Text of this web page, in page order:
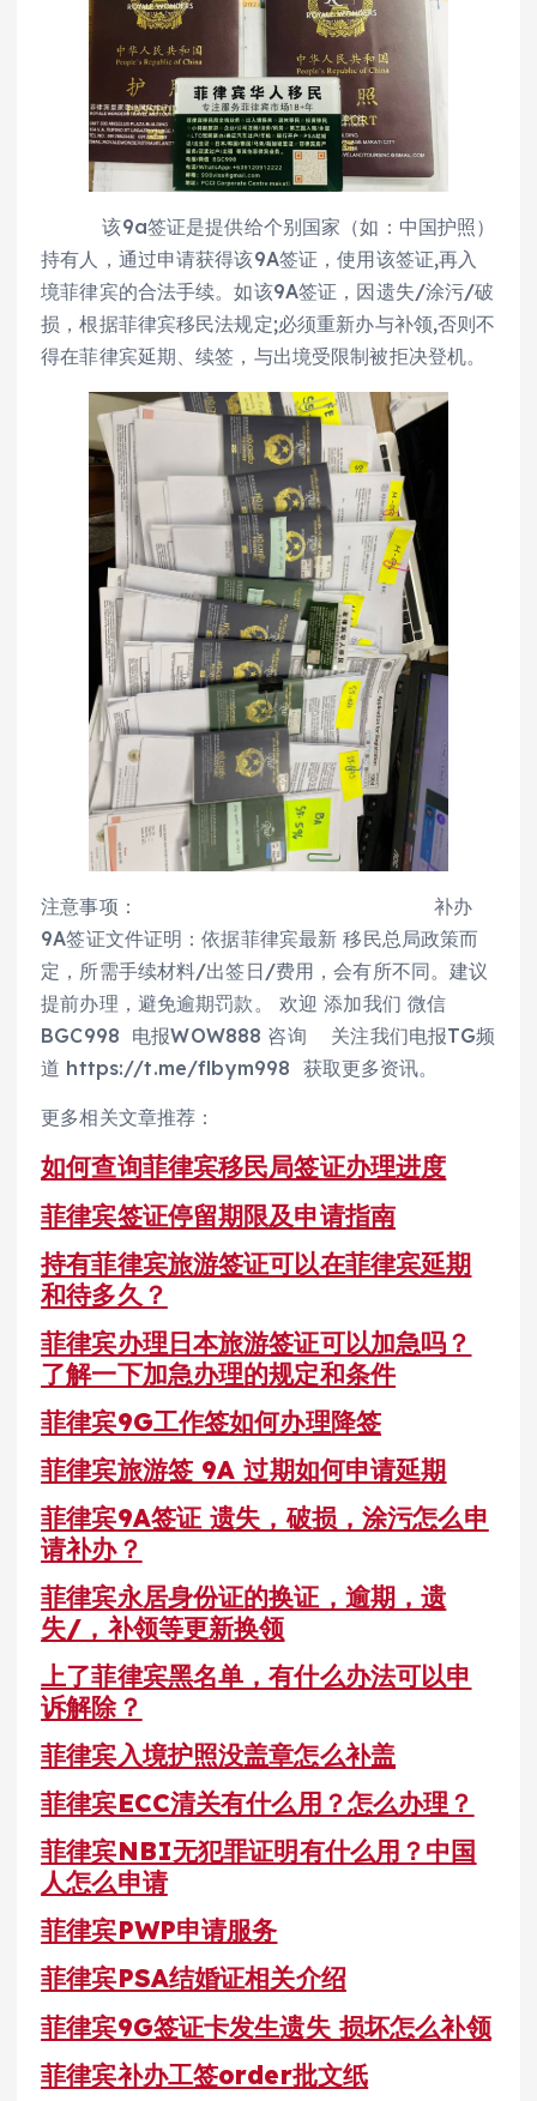
该9a签证是提供给个别国家（如：中国护照）
持有人，通过申请获得该9A签证，使用该签证,再入
境菲律宾的合法手续。如该9A签证，因遗失/涂污/破
损，根据菲律宾移民法规定;必须重新办与补领,否则不
得在菲律宾延期、续签，与出境受限制被拒决登机。
注意事项： 补办
9A签证文件证明：依据菲律宾最新 移民总局政策而
定，所需手续材料/出签日/费用，会有所不同。建议
提前办理，避免逾期罚款。 欢迎 添加我们 微信
BGC998 电报WOW888 咨询 关注我们电报TG频
道 https://t.me/flbym998 获取更多资讯。
更多相关文章推荐：
如何查询菲律宾移民局签证办理进度
菲律宾签证停留期限及申请指南
持有菲律宾旅游签证可以在菲律宾延期
和待多久？
菲律宾办理日本旅游签证可以加急吗？
了解一下加急办理的规定和条件
菲律宾9G工作签如何办理降签
菲律宾旅游签 9A 过期如何申请延期
菲律宾9A签证 遗失，破损，涂污怎么申
请补办？
菲律宾永居身份证的换证，逾期，遗
失/，补领等更新换领
上了菲律宾黑名单，有什么办法可以申
诉解除？
菲律宾入境护照没盖章怎么补盖
菲律宾ECC清关有什么用？怎么办理？
菲律宾NBI无犯罪证明有什么用？中国
人怎么申请
菲律宾PWP申请服务
菲律宾PSA结婚证相关介绍
菲律宾9G签证卡发生遗失 损坏怎么补领
菲律宾补办工签order批文纸